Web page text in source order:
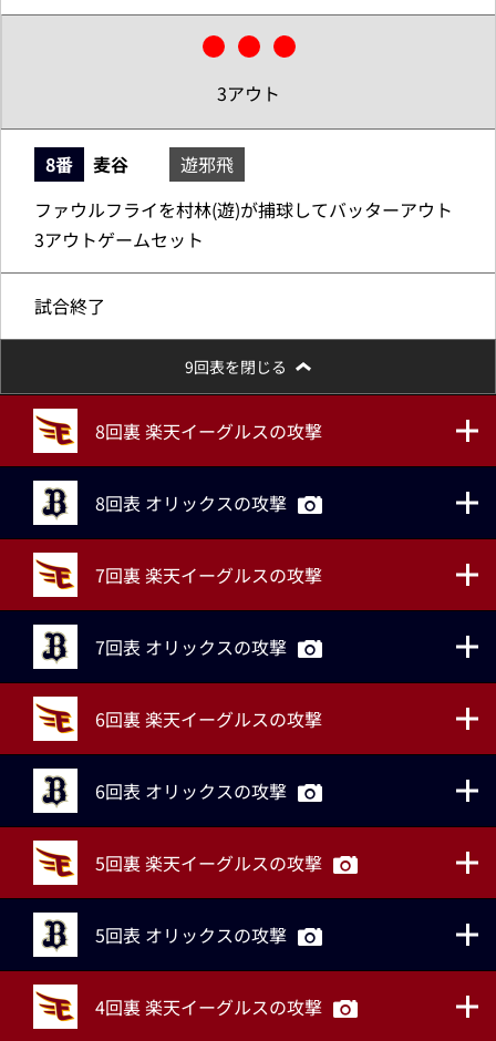
3アウト
8番 麦谷
遊邪飛
ファウルフライを村林(遊)が捕球してバッターアウト
3アウトゲームセット
試合終了
9回表を閉じる
8回裏 楽天イーグルスの攻撃
8回表 オリックスの攻撃
7回裏 楽天イーグルスの攻撃
7回表 オリックスの攻撃
6回裏 楽天イーグルスの攻撃
6回表 オリックスの攻撃
5回裏 楽天イーグルスの攻撃
5回表 オリックスの攻撃
4回裏 楽天イーグルスの攻撃